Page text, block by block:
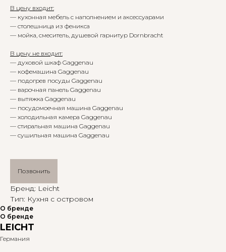
В цену входит:
— кухонная мебель с наполнением и аксессуарами
— столешница из феникса
— мойка, смеситель, душевой гарнитур Dornbracht
В цену не входит:
— духовой шкаф Gaggenau
— кофемашина Gaggenau
— подогрев посуды Gaggenau
— варочная панель Gaggenau
— вытяжка Gaggenau
— посудомоечная машина Gaggenau
— холодильная камера Gaggenau
— стиральная машина Gaggenau
— сушильная машина Gaggenau
Позвонить
Бренд: Leicht
Тип: Кухня с островом
О бренде
О бренде
LEICHT
Германия